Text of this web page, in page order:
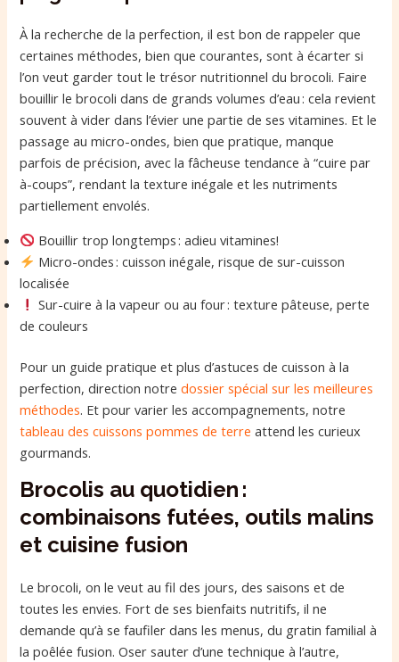
À la recherche de la perfection, il est bon de rappeler que
certaines méthodes, bien que courantes, sont à écarter si
l’on veut garder tout le trésor nutritionnel du brocoli. Faire
bouillir le brocoli dans de grands volumes d’eau : cela revient
souvent à vider dans l’évier une partie de ses vitamines. Et le
passage au micro-ondes, bien que pratique, manque
parfois de précision, avec la fâcheuse tendance à “cuire par
à-coups”, rendant la texture inégale et les nutriments
partiellement envolés.
Bouillir trop longtemps : adieu vitamines!
Micro-ondes : cuisson inégale, risque de sur-cuisson
localisée
Sur-cuire à la vapeur ou au four : texture pâteuse, perte
de couleurs
Pour un guide pratique et plus d’astuces de cuisson à la
perfection, direction notredossier spécial sur les meilleures
méthodes. Et pour varier les accompagnements, notre
tableau des cuissons pommes de terre attend les curieux
gourmands.
Brocolis au quotidien :
combinaisons futées, outils malins
et cuisine fusion
Le brocoli, on le veut au fil des jours, des saisons et de
toutes les envies. Fort de ses bienfaits nutritifs, il ne
demande qu’à se faufiler dans les menus, du gratin familial à
la poêlée fusion. Oser sauter d’une technique à l’autre,